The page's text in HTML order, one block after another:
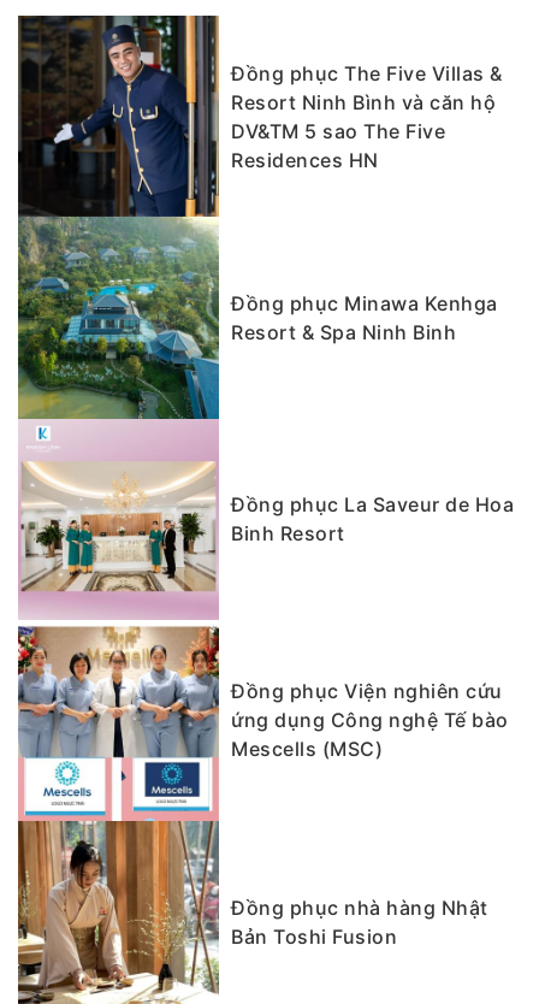
Đồng phục The Five Villas &
Resort Ninh Bình và căn hộ
DV&TM 5 sao The Five
Residences HN
Đồng phục Minawa Kenhga
Resort & Spa Ninh Binh
Đồng phục La Saveur de Hoa
Binh Resort
Đồng phục Viện nghiên cứu
ứng dụng Công nghệ Tế bào
Mescells (MSC)
Đồng phục nhà hàng Nhật
Bản Toshi Fusion